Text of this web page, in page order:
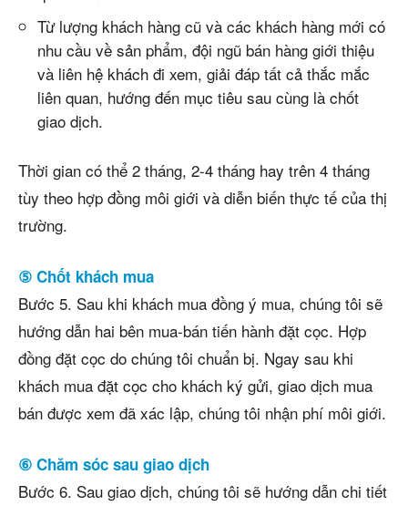
Từ lượng khách hàng cũ và các khách hàng mới có
nhu cầu về sản phẩm, đội ngũ bán hàng giới thiệu
và liên hệ khách đi xem, giải đáp tất cả thắc mắc
liên quan, hướng đến mục tiêu sau cùng là chốt
giao dịch.
Thời gian có thể 2 tháng, 2-4 tháng hay trên 4 tháng
tùy theo hợp đồng môi giới và diễn biến thực tế của thị
trường.
⑤ Chốt khách mua
Bước 5. Sau khi khách mua đồng ý mua, chúng tôi sẽ
hướng dẫn hai bên mua-bán tiến hành đặt cọc. Hợp
đồng đặt cọc do chúng tôi chuẩn bị. Ngay sau khi
khách mua đặt cọc cho khách ký gửi, giao dịch mua
bán được xem đã xác lập, chúng tôi nhận phí môi giới.
⑥ Chăm sóc sau giao dịch
Bước 6. Sau giao dịch, chúng tôi sẽ hướng dẫn chi tiết